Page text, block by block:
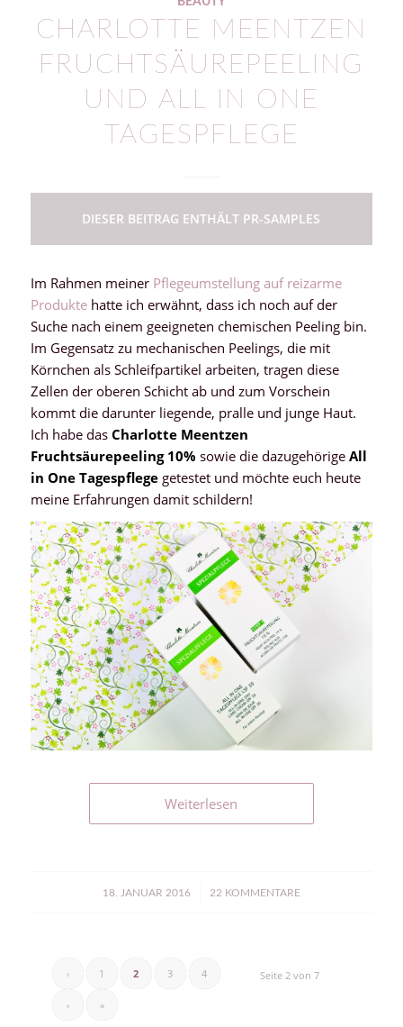
CHARLOTTE MEENTZEN
FRUCHTSÄUREPEELING
UND ALL IN ONE
TAGESPFLEGE
DIESER BEITRAG ENTHÄLT PR-SAMPLES
Im Rahmen meiner Pflegeumstellung auf reizarme
Produktehatte ich erwähnt, dass ich noch auf der
Suche nach einem geeigneten chemischen Peeling bin.
Im Gegensatz zu mechanischen Peelings, die mit
Körnchen als Schleifpartikel arbeiten, tragen diese
Zellen der oberen Schicht ab und zum Vorschein
kommt die darunter liegende, pralle und junge Haut.
Ich habe das Charlotte Meentzen
Fruchtsäurepeeling 10% sowie die dazugehörige All
in One Tagespflegegetestet und möchte euch heute
meine Erfahrungen damit schildern!
Weiterlesen
18. JANUAR 2016
/ 22 KOMMENTARE
Seite 2 von 7
‹ 1 2 3 4
› »